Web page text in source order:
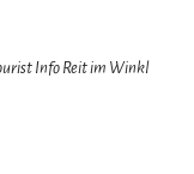
Urlaub im
Info Reit im Winkl